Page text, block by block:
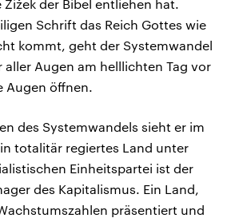
der Bibel entliehen hat.
Schrift das Reich Gottes wie
kommt, geht der Systemwandel
aller Augen am helllichten Tag vor
Augen öffnen.
des Systemwandels sieht er im
totalitär regiertes Land unter
Einheitspartei ist der
des Kapitalismus. Ein Land,
präsentiert und